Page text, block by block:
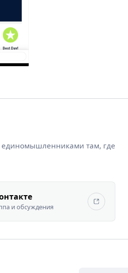
единомышленниками там, где
и обсуждения